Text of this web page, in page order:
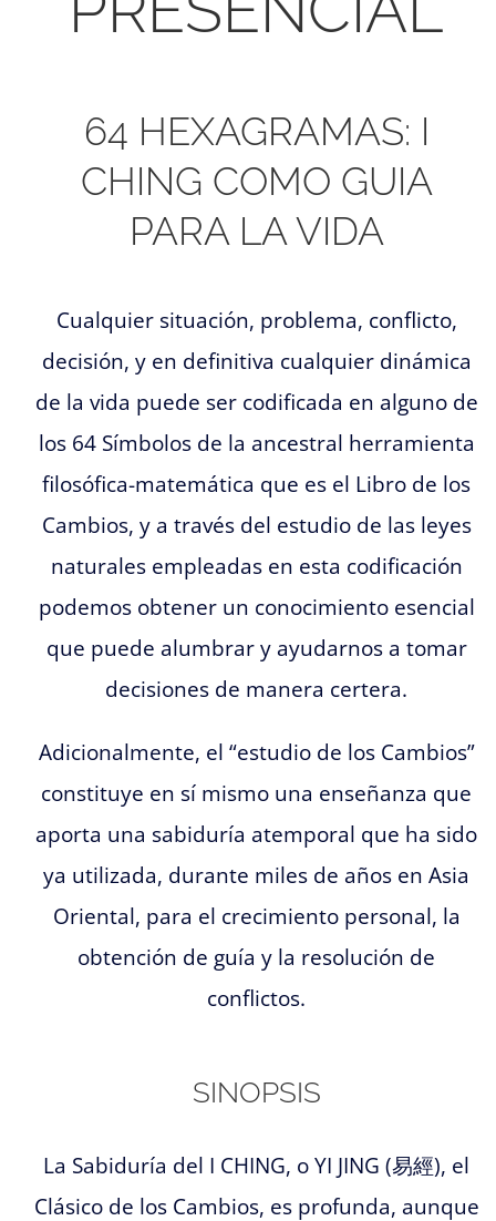
64 HEXAGRAMAS: I
CHING COMO GUIA
PARA LA VIDA
Cualquier situación, problema, conflicto,
decisión, y en definitiva cualquier dinámica
de la vida puede ser codificada en alguno de
los 64 Símbolos de la ancestral herramienta
filosófica-matemática que es el Libro de los
Cambios, y a través del estudio de las leyes
naturales empleadas en esta codificación
podemos obtener un conocimiento esencial
que puede alumbrar y ayudarnos a tomar
decisiones de manera certera.
Adicionalmente, el “estudio de los Cambios”
constituye en sí mismo una enseñanza que
aporta una sabiduría atemporal que ha sido
ya utilizada, durante miles de años en Asia
Oriental, para el crecimiento personal, la
obtención de guía y la resolución de
conflictos.
SINOPSIS
La Sabiduría del I CHING, o YI JING (易經), el
Clásico de los Cambios, es profunda, aunque